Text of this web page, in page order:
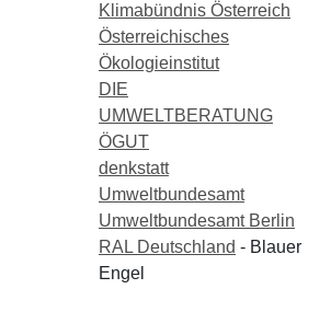
Klimabündnis Österreich
Österreichisches
Ökologieinstitut
DIE
UMWELTBERATUNG
ÖGUT
denkstatt
Umweltbundesamt
Umweltbundesamt Berlin
RAL Deutschland - Blauer
Engel